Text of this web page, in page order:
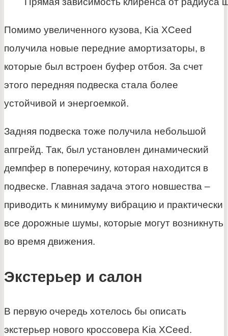
Помимо увеличенного кузова, Kia XCeed
получила новые передние амортизаторы, в
которые был встроен буфер отбоя. За счет
этого передняя подвеска стала более
устойчивой и энергоемкой.
Задняя подвеска тоже получила небольшой
апгрейд. Так, был установлен динамический
демпфер в поперечину, которая находится в
подвеске. Главная задача этого новшества –
приводить к минимуму вибрацию и практически
все дорожные шумы, которые могут возникнуть
во время движения.
Экстерьер и салон
В первую очередь хотелось бы описать
экстерьер нового кроссовера Kia XCeed.